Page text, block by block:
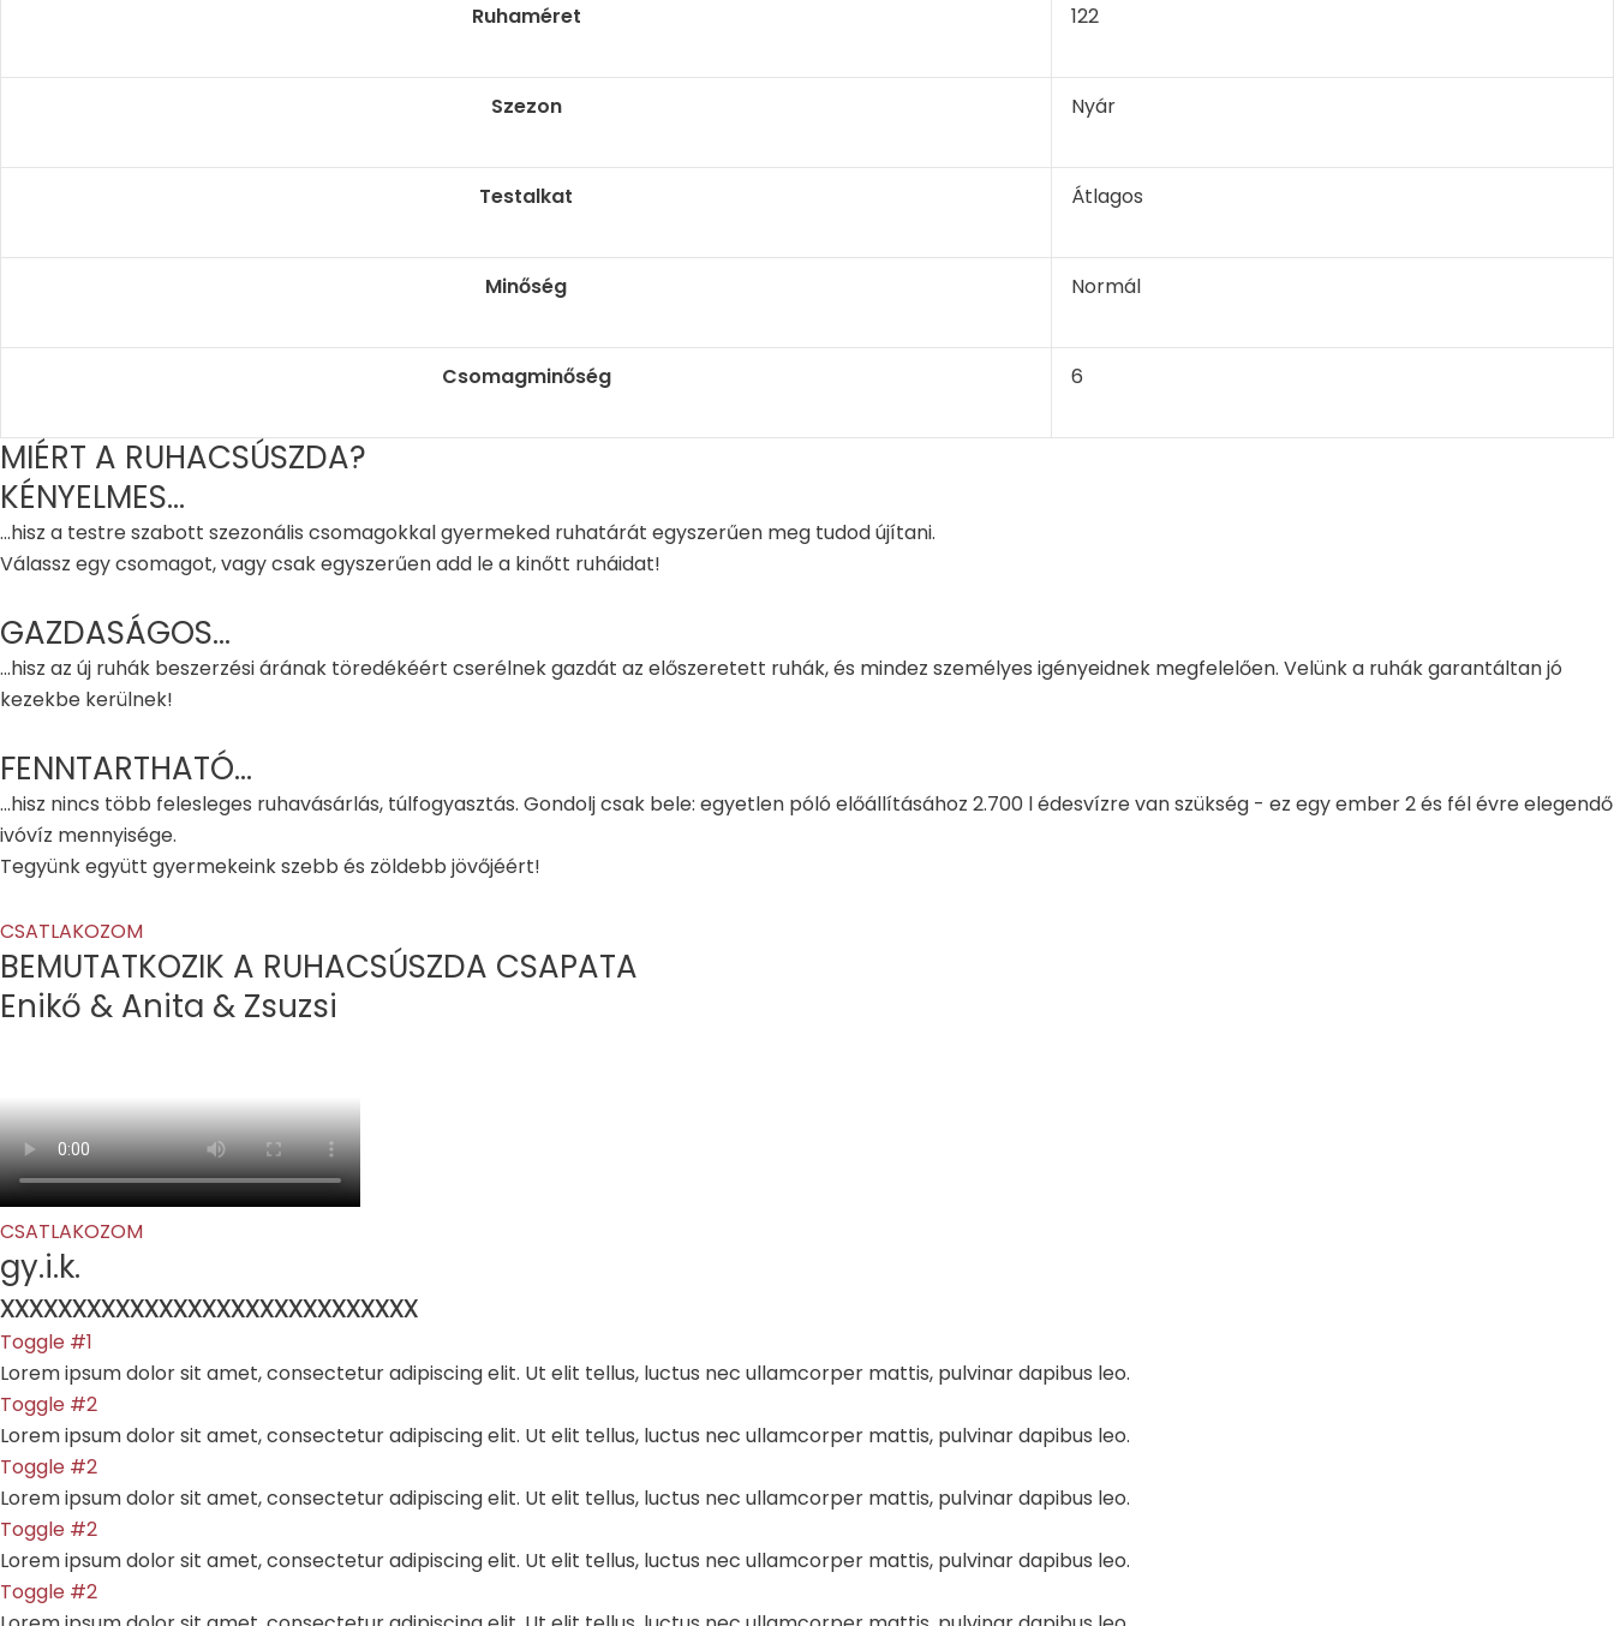
Ruhaméret 122
Szezon Nyár
Testalkat Átlagos
Minőség Normál
Csomagminőség 6
MIÉRT A RUHACSÚSZDA?
KÉNYELMES...
...hisz a testre szabott szezonális csomagokkal gyermeked ruhatárát egyszerűen meg tudod újítani.
Válassz egy csomagot, vagy csak egyszerűen add le a kinőtt ruháidat!
GAZDASÁGOS...
...hisz az új ruhák beszerzési árának töredékéért cserélnek gazdát az előszeretett ruhák, és mindez személyes igényeidnek megfelelően. Velünk a ruhák garantáltan jó
kezekbe kerülnek!
FENNTARTHATÓ...
...hisz nincs több felesleges ruhavásárlás, túlfogyasztás. Gondolj csak bele: egyetlen póló előállításához 2.700 l édesvízre van szükség - ez egy ember 2 és fél évre elegendő
ivóvíz mennyisége.
Tegyünk együtt gyermekeink szebb és zöldebb jövőjéért!
CSATLAKOZOM
BEMUTATKOZIK A RUHACSÚSZDA CSAPATA​
Enikő & Anita & Zsuzsi
CSATLAKOZOM
gy.i.k.
xxxxxxxxxxxxxxxxxxxxxxxxxxxxx
Toggle #1
Lorem ipsum dolor sit amet, consectetur adipiscing elit. Ut elit tellus, luctus nec ullamcorper mattis, pulvinar dapibus leo.
Toggle #2
Lorem ipsum dolor sit amet, consectetur adipiscing elit. Ut elit tellus, luctus nec ullamcorper mattis, pulvinar dapibus leo.
Toggle #2
Lorem ipsum dolor sit amet, consectetur adipiscing elit. Ut elit tellus, luctus nec ullamcorper mattis, pulvinar dapibus leo.
Toggle #2
Lorem ipsum dolor sit amet, consectetur adipiscing elit. Ut elit tellus, luctus nec ullamcorper mattis, pulvinar dapibus leo.
Toggle #2